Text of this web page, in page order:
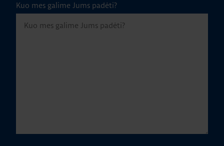
Kuo mes galime Jums padėti?